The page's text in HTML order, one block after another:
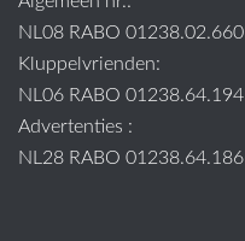
NL08 RABO 01238.02.660
Kluppelvrienden:
NL06 RABO 01238.64.194
Advertenties :
NL28 RABO 01238.64.186